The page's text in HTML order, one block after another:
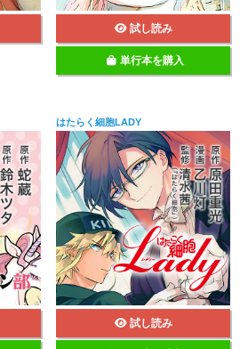
試し読み
単行本を購入
はたらく細胞LADY
試し読み